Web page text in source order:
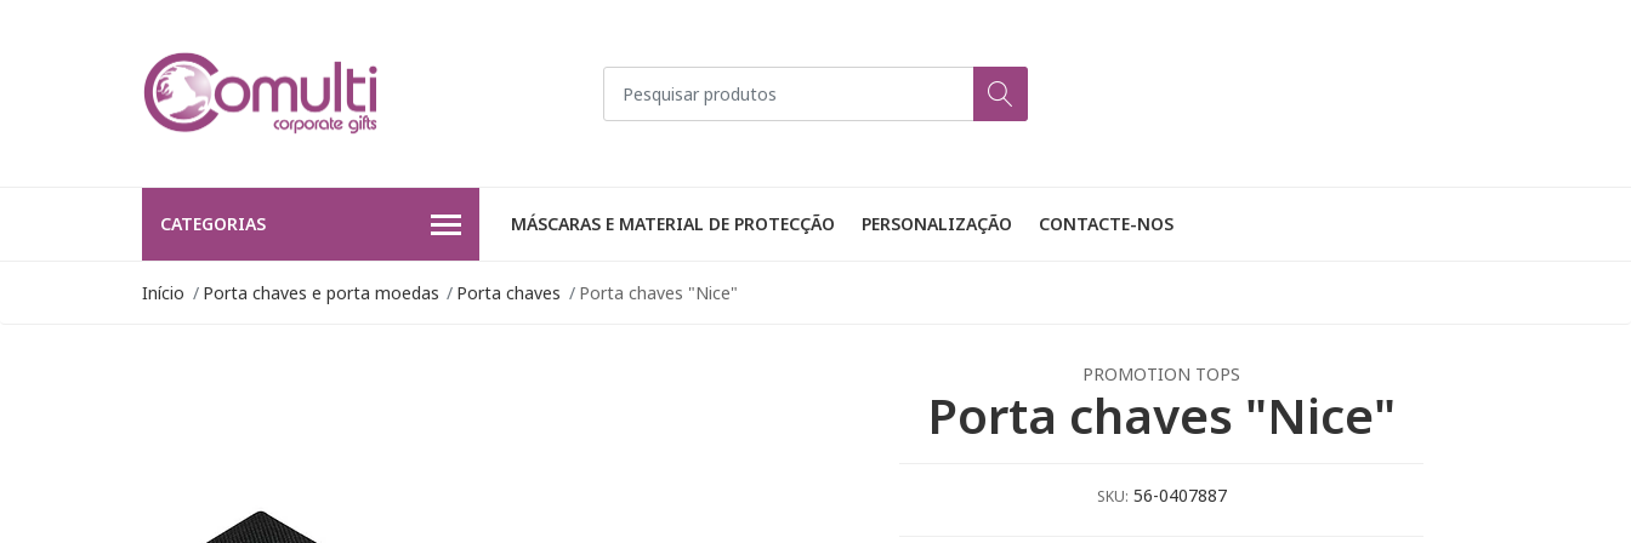
CATEGORIAS MÁSCARAS E MATERIAL DE PROTECÇÃO PERSONALIZAÇÃO CONTACTE-NOS
Início Porta chaves e porta moedas Porta chaves Porta chaves "Nice"
PROMOTION TOPS
Porta chaves "Nice"
SKU: 56-0407887